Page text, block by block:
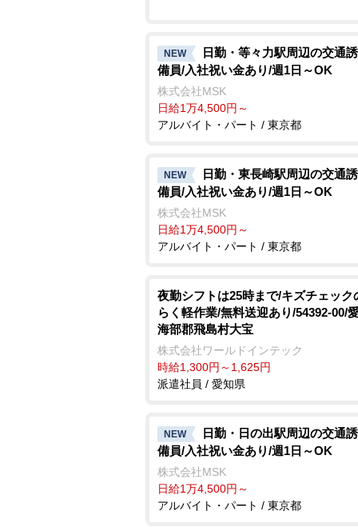
NEW
日勤・等々力駅周辺の交通
備員/入社祝い金あり/週1日～OK
株式会社MSK
日給1万4,500円～
アルバイト・パート / 東京都
NEW
日勤・東長崎駅周辺の交通
備員/入社祝い金あり/週1日～OK
株式会社MSK
日給1万4,500円～
アルバイト・パート / 東京都
夜勤シフトは25時まで/キズチェック
らく軽作業/無料送迎あり/54392-00/
海部郡飛島村大宝
株式会社ワールドインテック
時給1,300円～1,625円
派遣社員 / 愛知県
NEW
日勤・日の出駅周辺の交通
備員/入社祝い金あり/週1日～OK
株式会社MSK
日給1万4,500円～
アルバイト・パート / 東京都